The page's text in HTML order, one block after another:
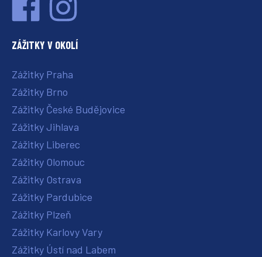
ZÁŽITKY V OKOLÍ
Zážitky Praha
Zážitky Brno
Zážitky České Budějovice
Zážitky Jihlava
Zážitky Liberec
Zážitky Olomouc
Zážitky Ostrava
Zážitky Pardubice
Zážitky Plzeň
Zážitky Karlovy Vary
Zážitky Ústí nad Labem